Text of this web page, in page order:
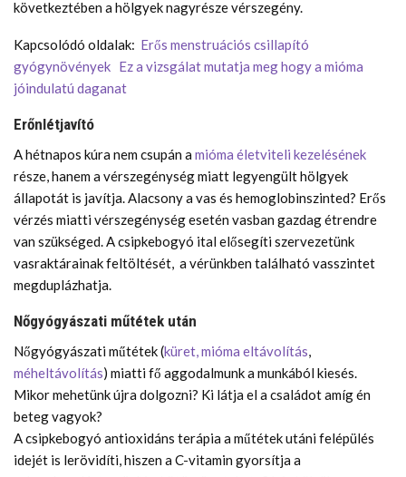
következtében a hölgyek nagyrésze vérszegény.
Kapcsolódó oldalak: Erős menstruációs csillapító
gyógynövények Ez a vizsgálat mutatja meg hogy a mióma
jóindulatú daganat
Erőnlétjavító
A hétnapos kúra nem csupán a mióma életviteli kezelésének
része, hanem a vérszegénység miatt legyengült hölgyek
állapotát is javítja. Alacsony a vas és hemoglobinszinted? Erős
vérzés miatti vérszegénység esetén vasban gazdag étrendre
van szükséged. A csipkebogyó ital elősegíti szervezetünk
vasraktárainak feltöltését, a vérünkben található vasszintet
megduplázhatja.
Nőgyógyászati műtétek után
Nőgyógyászati műtétek (küret,mióma eltávolítás,
méheltávolítás) miatti fő aggodalmunk a munkából kiesés.
Mikor mehetünk újra dolgozni? Ki látja el a családot amíg én
beteg vagyok?
A csipkebogyó antioxidáns terápia a műtétek utáni felépülés
idejét is lerövidíti, hiszen a C-vitamin gyorsítja a